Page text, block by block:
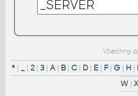
Všechny
*| _| 2| 3| A| B| C| D| E| F| G| H| I
W | X